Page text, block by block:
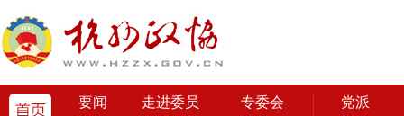
要闻 走进委员
专委会
党派